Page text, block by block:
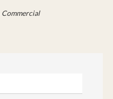
Commercial